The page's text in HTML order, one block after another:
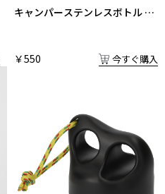
キャンパーステンレスボトル 飲
￥550 今すぐ購入